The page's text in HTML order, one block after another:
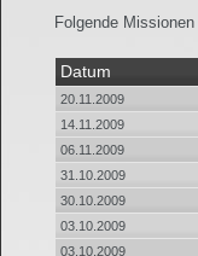
Folgende
Datum
20.11.2009
14.11.2009
06.11.2009
31.10.2009
30.10.2009
03.10.2009
03.10.2009